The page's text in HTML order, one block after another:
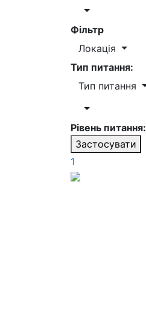
Фільтр
Локація
Тип питання:
Тип питання
Рівень питання:
Застосувати
1